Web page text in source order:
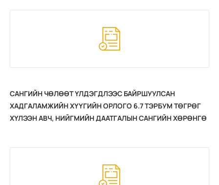
САНГИЙН ЧӨЛӨӨТ ҮЛДЭГДЛЭЭС БАЙРШУУЛСАН
ХАДГАЛАМЖИЙН ХҮҮГИЙН ОРЛОГО 6.7 ТЭРБУМ ТӨГРӨГ
ХҮЛЭЭН АВЧ, НИЙГМИЙН ДААТГАЛЫН САНГИЙН ХӨРӨНГӨ